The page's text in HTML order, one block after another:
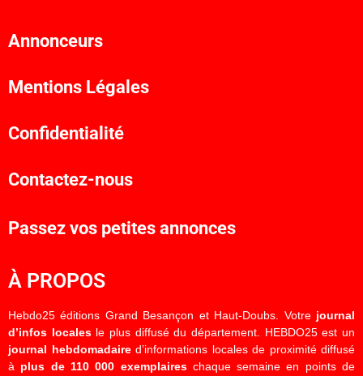
Annonceurs
Mentions Légales
Confidentialité
Contactez-nous
Passez vos petites annonces
À PROPOS
Hebdo25 éditions Grand Besançon et Haut-Doubs. Votre journal
d’infos localesle plus diffusé du département. HEBDO25 est un
journal hebdomadaired’informations locales de proximité diffusé
à plus de 110 000 exemplaireschaque semaine en points de